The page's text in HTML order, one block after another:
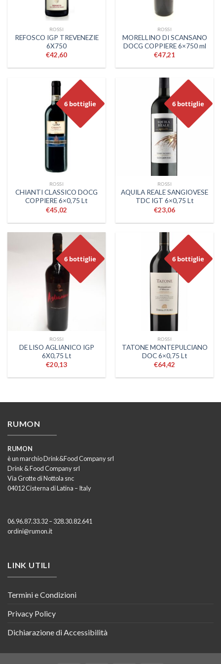
ROSSI
REFOSCO IGP TREVENEZIE
6X750
€42,60
ROSSI
MORELLINO DI SCANSANO
DOCG COPPIERE 6×750 ml
€47,21
6 bottiglie
ROSSI
CHIANTI CLASSICO DOCG
COPPIERE 6×0,75 Lt
€45,02
6 bottiglie
ROSSI
AQUILA REALE SANGIOVESE
TDC IGT 6×0,75 Lt
€23,06
6 bottiglie
ROSSI
DE LISO AGLIANICO IGP
6X0,75 Lt
€20,13
6 bottiglie
ROSSI
TATONE MONTEPULCIANO
DOC 6×0,75 Lt
€64,42
RUMON
RUMON
è un marchio Drink&Food Company srl
Drink & Food Company srl
Via Grotte di Nottola snc
04012 Cisterna di Latina – Italy
06.96.87.33.32 – 328.30.82.641
ordini@rumon.it
LINK UTILI
Termini e Condizioni
Privacy Policy
Dichiarazione di Accessibilità